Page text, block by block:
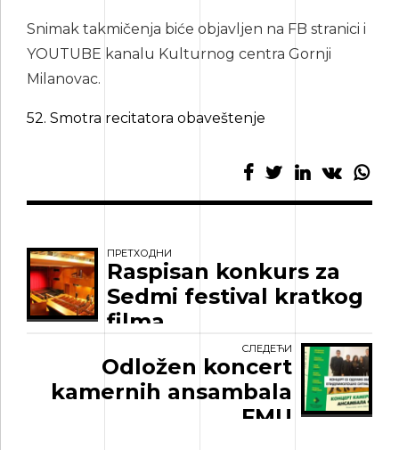
Snimak takmičenja biće objavljen na FB stranici i
YOUTUBE kanalu Kulturnog centra Gornji
Milanovac.
52. Smotra recitatora obaveštenje
ПРЕТХОДНИ
Raspisan konkurs za
Sedmi festival kratkog
filma
СЛЕДЕЋИ
Odložen koncert
kamernih ansambala
FMU